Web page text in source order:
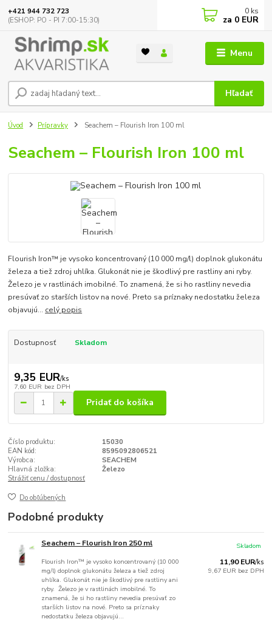
Menu
Hľadať
+421 944 732 723
(ESHOP: PO - PI 7:00-15:30)
0 ks
za 0 EUR
Úvod Prípravky Seachem – Flourish Iron 100 ml
Seachem – Flourish Iron 100 ml
Flourish Iron™ je vysoko koncentrovaný (10 000 mg/l) doplnok glukonátu
železa a tiež zdroj uhlíka. Glukonát nie je škodlivý pre rastliny ani ryby.
Železo je v rastlinách imobilné. To znamená, že si ho rastliny nevedia
presúvať zo starších listov na nové. Preto sa príznaky nedostatku železa
objavujú... celý popis
Dostupnosť Skladom
9,35 EUR/ks
7,60 EUR bez DPH
Pridať do košíka
Číslo produktu:
15030
EAN kód:
8595092806521
Výrobca:
SEACHEM
Hlavná zložka:
Železo
Strážiť cenu / dostupnosť
Do obľúbených
Podobné produkty
Seachem – Flourish Iron 250 ml
Flourish Iron™ je vysoko koncentrovaný (10 000
mg/l) doplnok glukonátu železa a tiež zdroj
uhlíka. Glukonát nie je škodlivý pre rastliny ani
ryby. Železo je v rastlinách imobilné. To
znamená, že si ho rastliny nevedia presúvať zo
starších listov na nové. Preto sa príznaky
nedostatku železa objavujú...
11,90 EUR/ks
9,67 EUR bez DPH
Skladom